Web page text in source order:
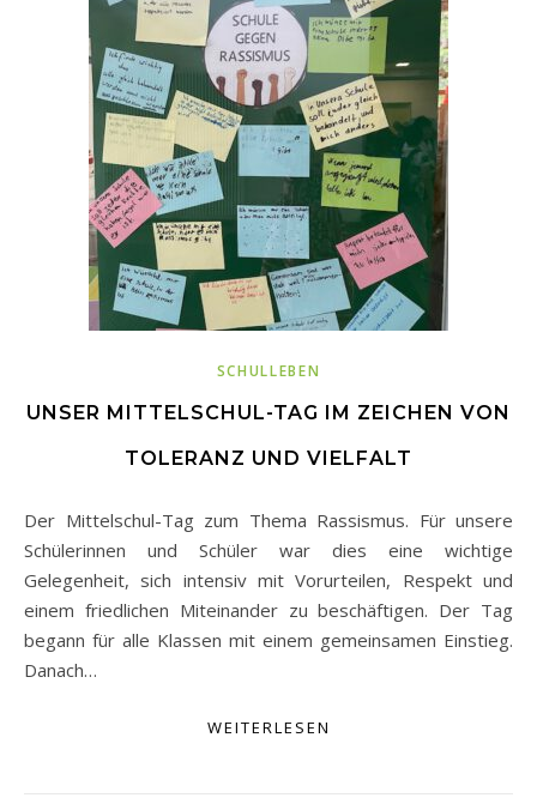
SCHULLEBEN
UNSER MITTELSCHUL-TAG IM ZEICHEN VON
TOLERANZ UND VIELFALT
Der Mittelschul-Tag zum Thema Rassismus. Für unsere
Schülerinnen und Schüler war dies eine wichtige
Gelegenheit, sich intensiv mit Vorurteilen, Respekt und
einem friedlichen Miteinander zu beschäftigen. Der Tag
begann für alle Klassen mit einem gemeinsamen Einstieg.
Danach…
WEITERLESEN